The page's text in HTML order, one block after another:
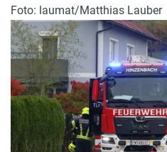
Foto: laumat/Matthias Lauber